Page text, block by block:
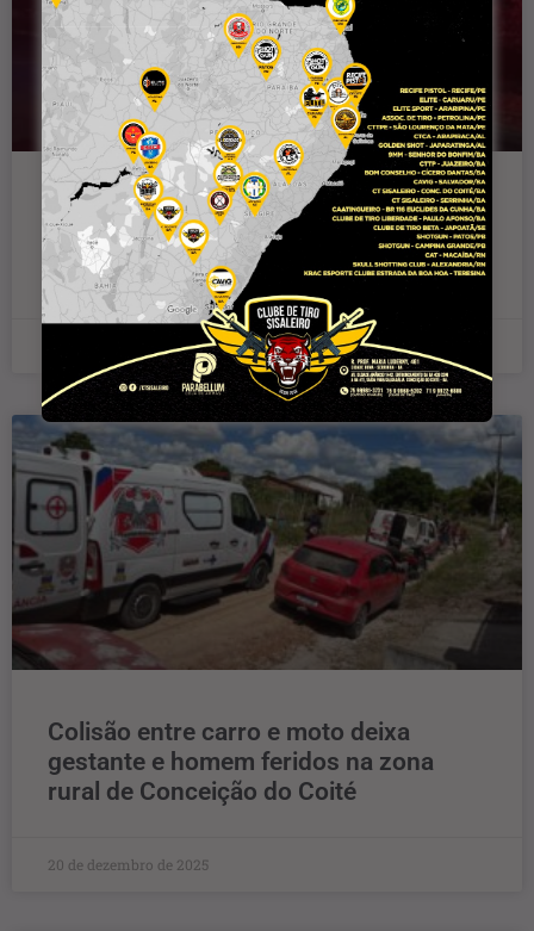
Homem fica ferido em acidente de
moto na BA-120, entre Conceição do
Coité e Riachão do Jacuípe
20 de dezembro de 2025
Colisão entre carro e moto deixa
gestante e homem feridos na zona
rural de Conceição do Coité
20 de dezembro de 2025